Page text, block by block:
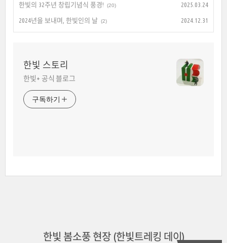
한빛의 32주년 창립기념식 풍경! (20) 2025.03.24
2024년을 보내며, 한빛인의 날 (2) 2024.12.31
한빛 스토리
한빛+ 공식 블로그
구독하기
한빛 봄소풍 현장 (한빛트레킹 데이)